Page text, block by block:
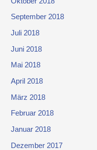
September 2018
Juli 2018
Juni 2018
Mai 2018
April 2018
März 2018
Februar 2018
Januar 2018
Dezember 2017